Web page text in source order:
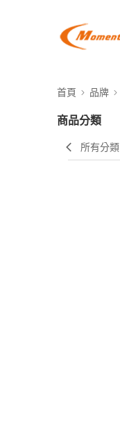
首頁 品牌
商品分類
所有分類